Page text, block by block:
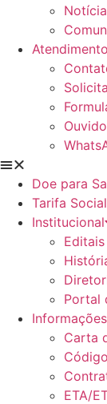
Atendimento
Doe para
Tarifa Social
Institucional
Editais
Portal
Informações
Carta
ETA/